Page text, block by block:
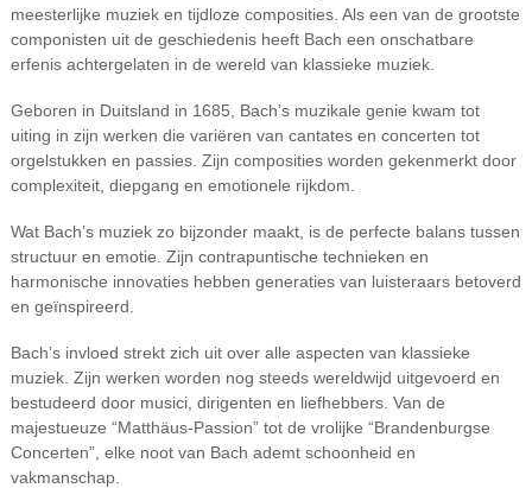
meesterlijke muziek en tijdloze composities. Als een van de grootste
componisten uit de geschiedenis heeft Bach een onschatbare
erfenis achtergelaten in de wereld van klassieke muziek.
Geboren in Duitsland in 1685, Bach’s muzikale genie kwam tot
uiting in zijn werken die variëren van cantates en concerten tot
orgelstukken en passies. Zijn composities worden gekenmerkt door
complexiteit, diepgang en emotionele rijkdom.
Wat Bach’s muziek zo bijzonder maakt, is de perfecte balans tussen
structuur en emotie. Zijn contrapuntische technieken en
harmonische innovaties hebben generaties van luisteraars betoverd
en geïnspireerd.
Bach’s invloed strekt zich uit over alle aspecten van klassieke
muziek. Zijn werken worden nog steeds wereldwijd uitgevoerd en
bestudeerd door musici, dirigenten en liefhebbers. Van de
majestueuze “Matthäus-Passion” tot de vrolijke “Brandenburgse
Concerten”, elke noot van Bach ademt schoonheid en
vakmanschap.